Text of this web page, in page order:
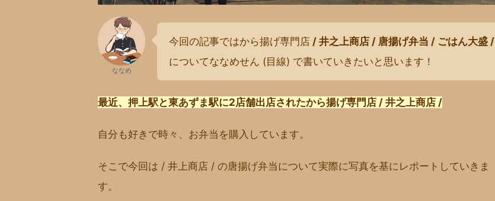
ななめ
今回の記事ではから揚げ専門店 / 井之上商店 / 唐揚げ弁当 / ごはん大盛 /
についてななめせん (目線) で書いていきたいと思います！
最近、押上駅と東あずま駅に2店舗出店されたから揚げ専門店 / 井之上商店 /
自分も好きで時々、お弁当を購入しています。
そこで今回は / 井上商店 / の唐揚げ弁当について実際に写真を基にレポートしていきま
す。